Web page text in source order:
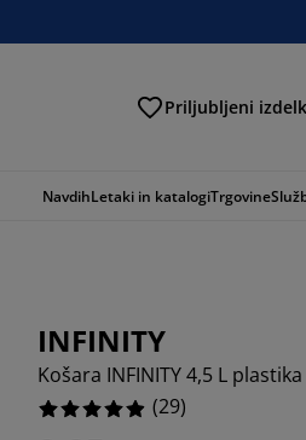
Priljubljeni
NavdihLetaki in katalogiTrgovine
INFINITY
Košara INFINITY 4,5 L
(29)